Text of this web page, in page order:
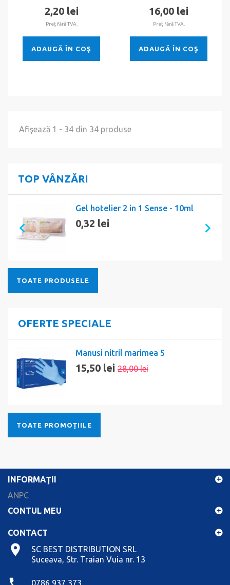
2,20 lei
Preţ fără TVA.
ADAUGĂ ÎN COŞ
16,00 lei
Preţ fără TVA.
ADAUGĂ ÎN COŞ
Afişează 1 - 34 din 34 produse
TOP VÂNZĂRI
Banda igienica Sense
0,12 lei
TOATE PRODUSELE
OFERTE SPECIALE
Manusi nitril marimea S
15,50 lei 28,00 lei
TOATE PROMOȚIILE
INFORMAŢII
ANPC
CONTUL MEU
CONTACT
SC BEST DISTRIBUTION SRL
Suceava, Str. Traian Vuia nr. 13
0786 937 373